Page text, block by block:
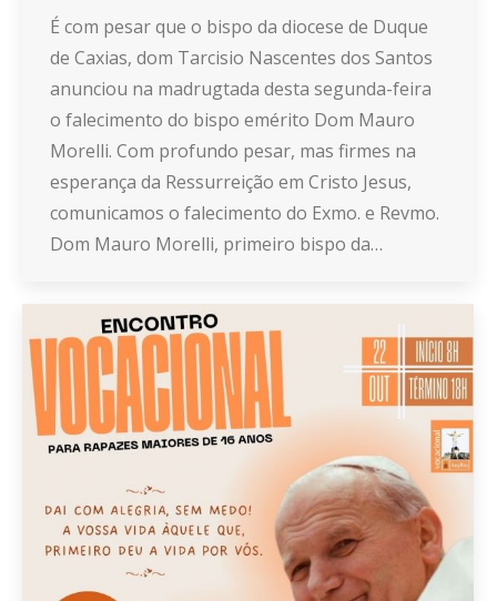
É com pesar que o bispo da diocese de Duque
de Caxias, dom Tarcisio Nascentes dos Santos
anunciou na madrugtada desta segunda-feira
o falecimento do bispo emérito Dom Mauro
Morelli. Com profundo pesar, mas firmes na
esperança da Ressurreição em Cristo Jesus,
comunicamos o falecimento do Exmo. e Revmo.
Dom Mauro Morelli, primeiro bispo da…